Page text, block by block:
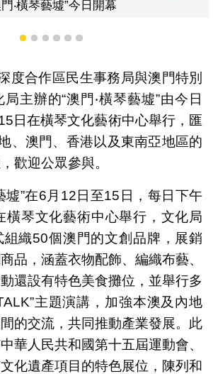
“澳門‧橫琴藝墟”今日開幕
1 2 3 4 5 6
度合作區民生事務局與澳門特別
主辦的“澳門‧橫琴藝墟”由今日
日在橫琴文化藝術中心舉行，匯
、澳門、香港以及東南亞地區的
歡迎公眾參與。
墟”在6月12日至15日，每日下午
橫琴文化藝術中心舉行，文化局
組織50個澳門的文創品牌，展銷
品，涵蓋衣物配飾、編織布藝、
還設有特色美食攤位，並舉行多
主題演講，加強本澳及內地
的交流，共同推動產業發展。此
華人民共和國第十五屆運動會、
化遺產項目的特色展位，陳列和